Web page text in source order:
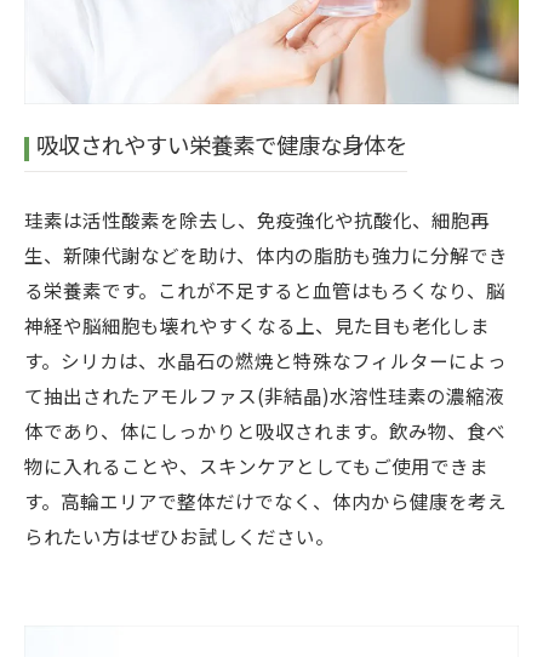
吸収されやすい栄養素で健康な身体を
珪素は活性酸素を除去し、免疫強化や抗酸化、細胞再
生、新陳代謝などを助け、体内の脂肪も強力に分解でき
る栄養素です。これが不足すると血管はもろくなり、脳
神経や脳細胞も壊れやすくなる上、見た目も老化しま
す。シリカは、水晶石の燃焼と特殊なフィルターによっ
て抽出されたアモルファス(非結晶)水溶性珪素の濃縮液
体であり、体にしっかりと吸収されます。飲み物、食べ
物に入れることや、スキンケアとしてもご使用できま
す。高輪エリアで整体だけでなく、体内から健康を考え
られたい方はぜひお試しください。